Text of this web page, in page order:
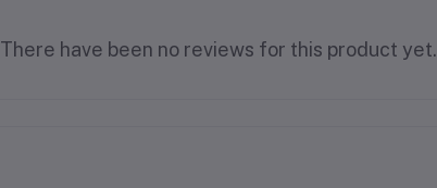
There have been no reviews for this product yet.